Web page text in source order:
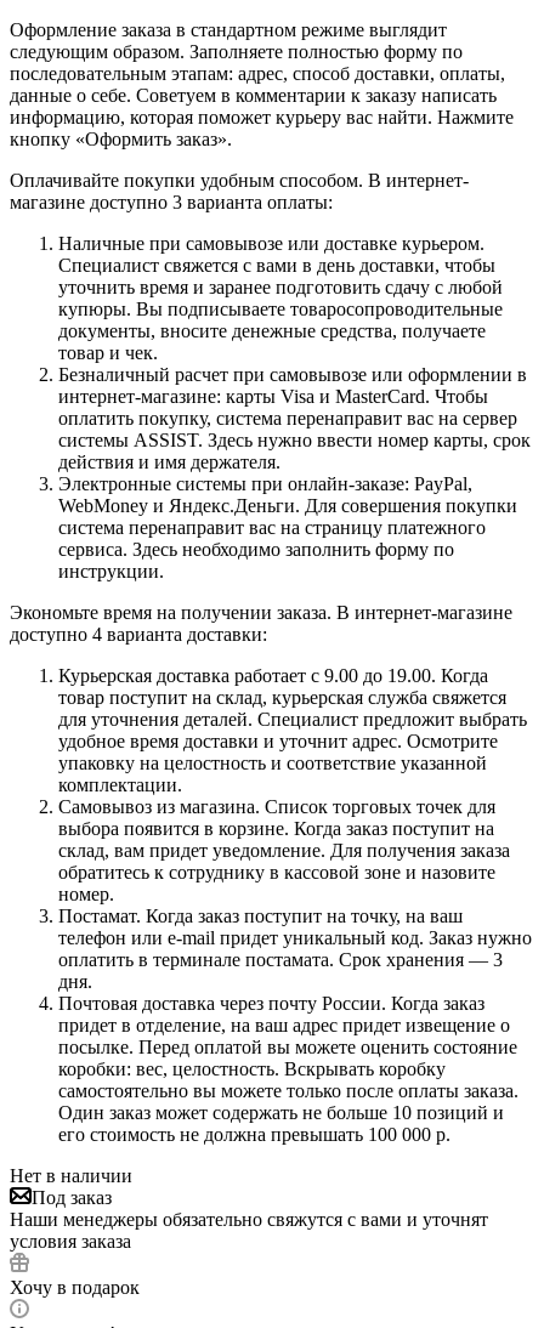
Оформление заказа в стандартном режиме выглядит
следующим образом. Заполняете полностью форму по
последовательным этапам: адрес, способ доставки, оплаты,
данные о себе. Советуем в комментарии к заказу написать
информацию, которая поможет курьеру вас найти. Нажмите
кнопку «Оформить заказ».
Оплачивайте покупки удобным способом. В интернет-
магазине доступно 3 варианта оплаты:
Наличные при самовывозе или доставке курьером.
Специалист свяжется с вами в день доставки, чтобы
уточнить время и заранее подготовить сдачу с любой
купюры. Вы подписываете товаросопроводительные
документы, вносите денежные средства, получаете
товар и чек.
Безналичный расчет при самовывозе или оформлении в
интернет-магазине: карты Visa и MasterCard. Чтобы
оплатить покупку, система перенаправит вас на сервер
системы ASSIST. Здесь нужно ввести номер карты, срок
действия и имя держателя.
Электронные системы при онлайн-заказе: PayPal,
WebMoney и Яндекс.Деньги. Для совершения покупки
система перенаправит вас на страницу платежного
сервиса. Здесь необходимо заполнить форму по
инструкции.
Экономьте время на получении заказа. В интернет-магазине
доступно 4 варианта доставки:
Курьерская доставка работает с 9.00 до 19.00. Когда
товар поступит на склад, курьерская служба свяжется
для уточнения деталей. Специалист предложит выбрать
удобное время доставки и уточнит адрес. Осмотрите
упаковку на целостность и соответствие указанной
комплектации.
Самовывоз из магазина. Список торговых точек для
выбора появится в корзине. Когда заказ поступит на
склад, вам придет уведомление. Для получения заказа
обратитесь к сотруднику в кассовой зоне и назовите
номер.
Постамат. Когда заказ поступит на точку, на ваш
телефон или e-mail придет уникальный код. Заказ нужно
оплатить в терминале постамата. Срок хранения — 3
дня.
Почтовая доставка через почту России. Когда заказ
придет в отделение, на ваш адрес придет извещение о
посылке. Перед оплатой вы можете оценить состояние
коробки: вес, целостность. Вскрывать коробку
самостоятельно вы можете только после оплаты заказа.
Один заказ может содержать не больше 10 позиций и
его стоимость не должна превышать 100 000 р.
Нет в наличии
Под заказ
Наши менеджеры обязательно свяжутся с вами и уточнят
условия заказа
Хочу в подарок